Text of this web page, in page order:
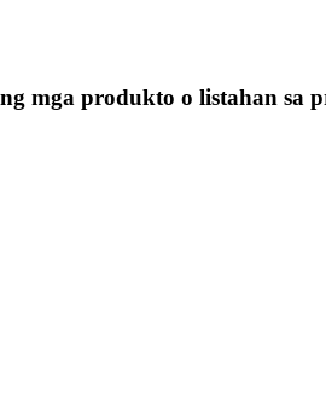
mga produkto o listahan